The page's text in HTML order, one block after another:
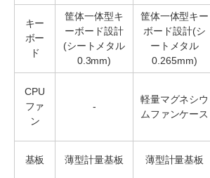
キー
ボー
ド
筐体一体型キ
ーボード設計
(シートメタル
0.3mm)
筐体一体型キー
ボード設計(シ
ートメタル
0.265mm)
CPU
ファ
ン
-
軽量マグネシウ
ムファンケース
基板 薄型計量基板 薄型計量基板